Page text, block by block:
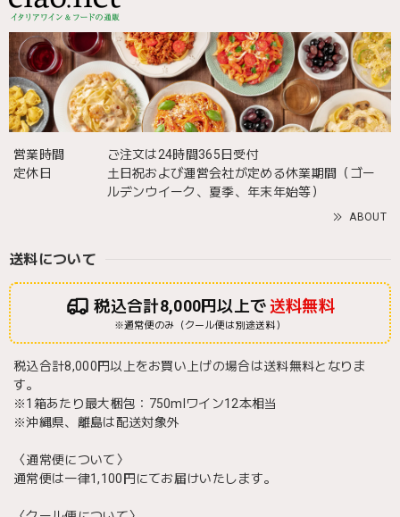
営業時間
ご注文は24時間365日受付
定休日
土日祝および運営会社が定める休業期間（ゴー
ルデンウイーク、夏季、年末年始等）
ABOUT
送料について
税込合計8,000円以上で送料無料
※通常便のみ（クール便は別途送料）
税込合計8,000円以上をお買い上げの場合は送料無料となりま
す。
※1箱あたり最大梱包：750mlワイン12本相当
※沖縄県、離島は配送対象外
〈通常便について〉
通常便は一律1,100円にてお届けいたします。